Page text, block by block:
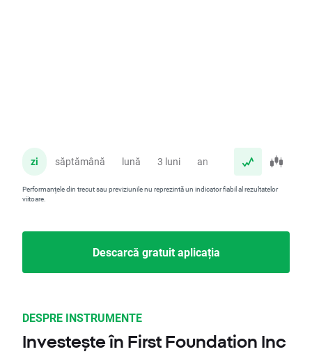
zi săptămână lună 3 luni an
Performanțele din trecut sau previziunile nu reprezintă un indicator fiabil al rezultatelor
viitoare.
Descarcă gratuit aplicația
DESPRE INSTRUMENTE
Investește în First Foundation Inc